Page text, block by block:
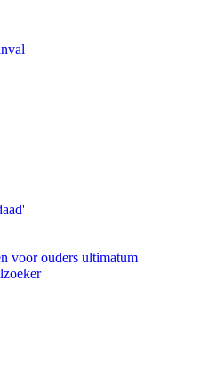
voor ouders ultimatum